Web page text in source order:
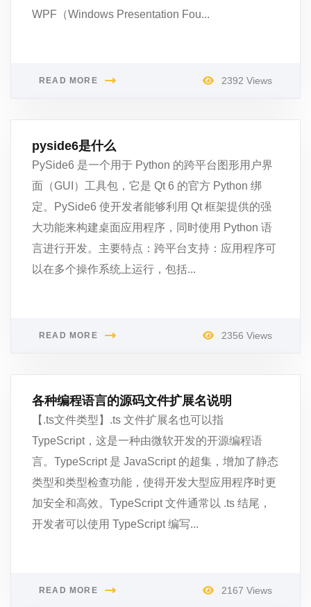
WPF（Windows Presentation Fou...
READ MORE 2392 Views
pyside6是什么
PySide6 是一个用于 Python 的跨平台图形用户界
面（GUI）工具包，它是 Qt 6 的官方 Python 绑
定。PySide6 使开发者能够利用 Qt 框架提供的强
大功能来构建桌面应用程序，同时使用 Python 语
言进行开发。主要特点：跨平台支持：应用程序可
以在多个操作系统上运行，包括...
READ MORE 2356 Views
各种编程语言的源码文件扩展名说明
【.ts文件类型】.ts 文件扩展名也可以指
TypeScript，这是一种由微软开发的开源编程语
言。TypeScript 是 JavaScript 的超集，增加了静态
类型和类型检查功能，使得开发大型应用程序时更
加安全和高效。TypeScript 文件通常以 .ts 结尾，
开发者可以使用 TypeScript 编写...
READ MORE 2167 Views